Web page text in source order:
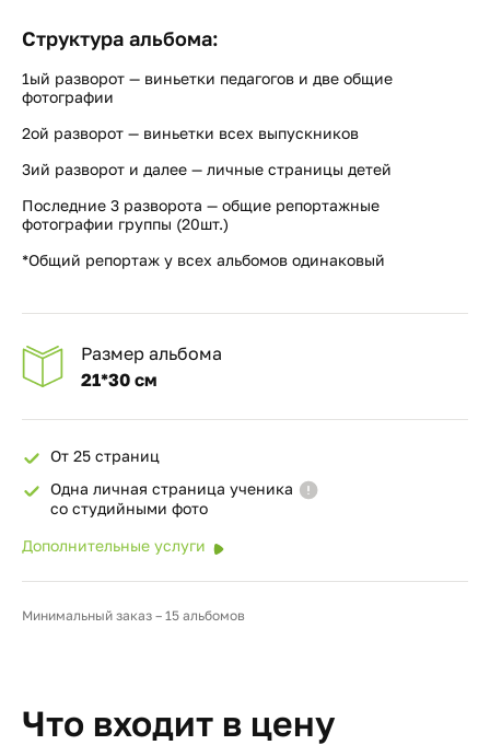
Структура альбома:
1ый разворот — виньетки педагогов и две общие
фотографии
2ой разворот — виньетки всех выпускников
3ий разворот и далее — личные страницы детей
Последние 3 разворота — общие репортажные
фотографии группы (20шт.)
*Общий репортаж у всех альбомов одинаковый
Размер альбома
21*30 см
От 25 страниц
Одна личная страница ученика
со студийными фото
Дополнительные услуги
Минимальный заказ – 15 альбомов
Что входит в цену